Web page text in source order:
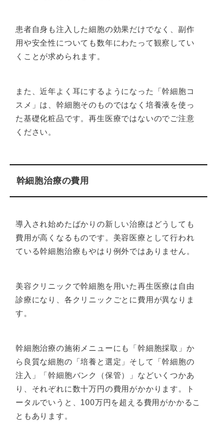
患者自身も注入した細胞の効果だけでなく、副作
用や安全性についても数年にわたって観察してい
くことが求められます。
また、近年よく耳にするようになった「幹細胞コ
スメ」は、幹細胞そのものではなく培養液を使っ
た基礎化粧品です。再生医療ではないのでご注意
ください。
幹細胞治療の費用
導入され始めたばかりの新しい治療はどうしても
費用が高くなるものです。美容医療として行われ
ている幹細胞治療もやはり例外ではありません。
美容クリニックで幹細胞を用いた再生医療は自由
診療になり、各クリニックごとに費用が異なりま
す。
幹細胞治療の施術メニューにも「幹細胞採取」か
ら良質な細胞の「培養と選定」そして「幹細胞の
注入」「幹細胞バンク（保管）」などいくつかあ
り、それぞれに数十万円の費用がかかります。ト
ータルでいうと、100万円を超える費用がかかるこ
ともあります。